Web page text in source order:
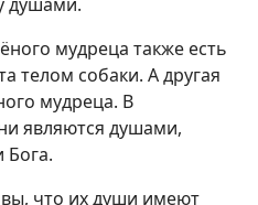
мудреца также есть
телом собаки. А другая
мудреца. В
являются душами,
что их души имеют